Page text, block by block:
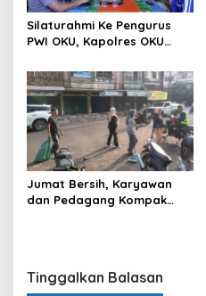
Silaturahmi Ke Pengurus
PWI OKU, Kapolres OKU
Media dan Polri
Jumat Bersih, Karyawan
dan Pedagang Kompak
Tinggalkan Balasan